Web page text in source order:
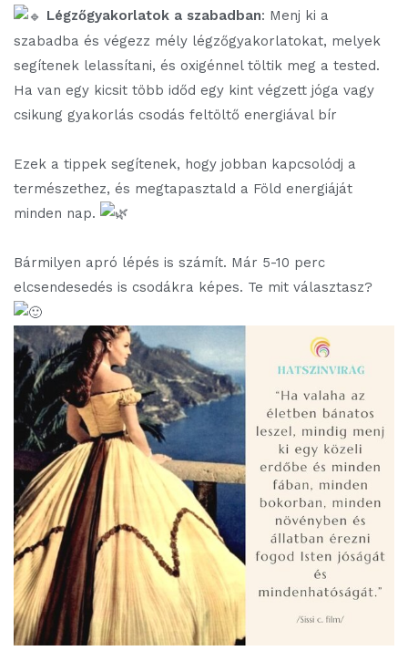
Légzőgyakorlatok a szabadban: Menj ki a
szabadba és végezz mély légzőgyakorlatokat, melyek
segítenek lelassítani, és oxigénnel töltik meg a tested.
Ha van egy kicsit több időd egy kint végzett jóga vagy
csikung gyakorlás csodás feltöltő energiával bír
Ezek a tippek segítenek, hogy jobban kapcsolódj a
természethez, és megtapasztald a Föld energiáját
minden nap.
Bármilyen apró lépés is számít. Már 5-10 perc
elcsendesedés is csodákra képes. Te mit választasz?